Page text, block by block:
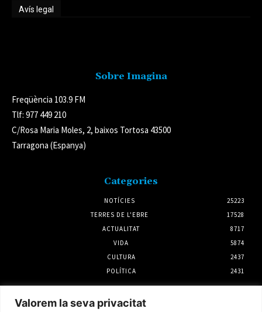
Valorem la seva privacitat
Avís legal
Sobre Imagina
Freqüència 103.9 FM
Tlf: 977 449 210
C/Rosa Maria Moles, 2, baixos Tortosa 43500
Tarragona (Espanya)
Categories
NOTÍCIES
25223
TERRES DE L'EBRE
17528
ACTUALITAT
8717
VIDA
5874
CULTURA
2437
POLÍTICA
2431